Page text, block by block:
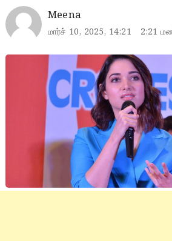
Meena
மார்ச் 10, 2025, 14:21 2:21